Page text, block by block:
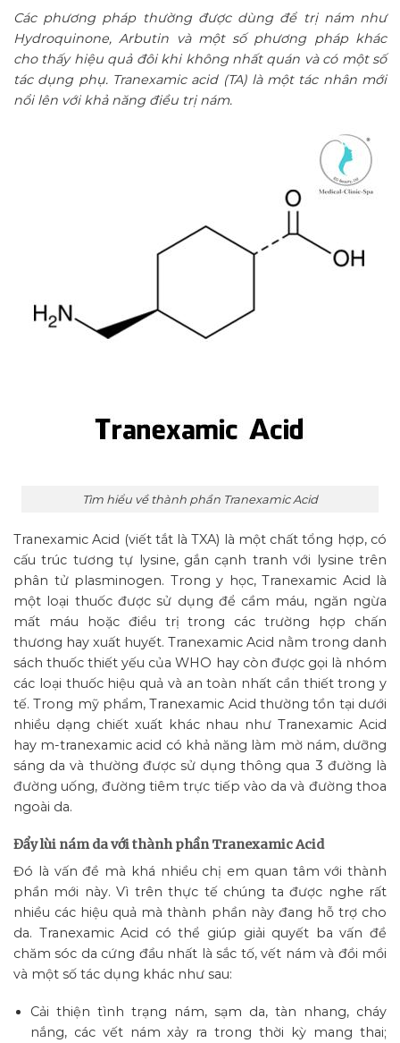
Các phương pháp thường được dùng để trị nám như
Hydroquinone, Arbutin và một số phương pháp khác
cho thấy hiệu quả đôi khi không nhất quán và có một số
tác dụng phụ. Tranexamic acid (TA) là một tác nhân mới
nổi lên với khả năng điều trị nám.
Tìm hiểu về thành phần Tranexamic Acid
Tranexamic Acid (viết tắt là TXA) là một chất tổng hợp, có
cấu trúc tương tự lysine, gắn cạnh tranh với lysine trên
phân tử plasminogen. Trong y học, Tranexamic Acid là
một loại thuốc được sử dụng để cầm máu, ngăn ngừa
mất máu hoặc điều trị trong các trường hợp chấn
thương hay xuất huyết. Tranexamic Acid nằm trong danh
sách thuốc thiết yếu của WHO hay còn được gọi là nhóm
các loại thuốc hiệu quả và an toàn nhất cần thiết trong y
tế. Trong mỹ phẩm, Tranexamic Acid thường tồn tại dưới
nhiều dạng chiết xuất khác nhau như Tranexamic Acid
hay m-tranexamic acid có khả năng làm mờ nám, dưỡng
sáng da và thường được sử dụng thông qua 3 đường là
đường uống, đường tiêm trực tiếp vào da và đường thoa
ngoài da.
Đẩy lùi nám da với thành phần Tranexamic Acid
Đó là vấn đề mà khá nhiều chị em quan tâm với thành
phần mới này. Vì trên thực tế chúng ta được nghe rất
nhiều các hiệu quả mà thành phần này đang hỗ trợ cho
da. Tranexamic Acid có thể giúp giải quyết ba vấn đề
chăm sóc da cứng đầu nhất là sắc tố, vết nám và đồi mồi
và một số tác dụng khác như sau:
Cải thiện tình trạng nám, sạm da, tàn nhang, cháy
nắng, các vết nám xảy ra trong thời kỳ mang thai;